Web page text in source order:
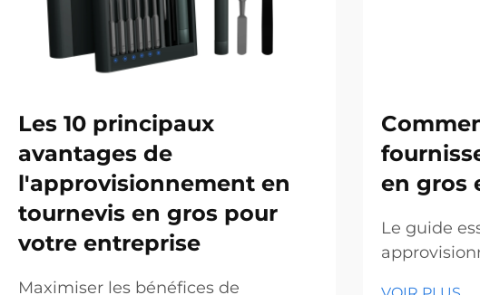
Les 10 principaux
avantages de
l'approvisionnement en
tournevis en gros pour
votre entreprise
Maximiser les bénéfices de
en gros
Le guide